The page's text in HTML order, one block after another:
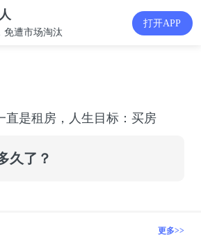
免遭市场淘汰
打开APP
直是租房，人生目标：买房
久了？
更多>>